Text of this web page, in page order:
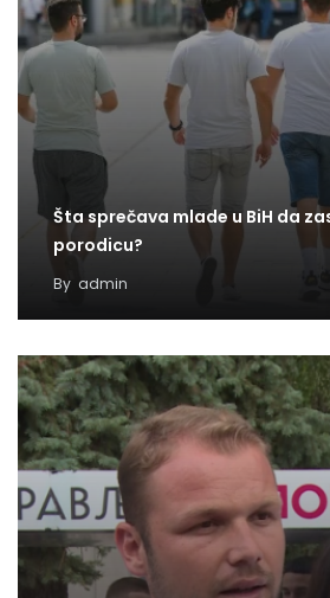
Šta sprečava mlade u BiH da
porodicu?
By admin